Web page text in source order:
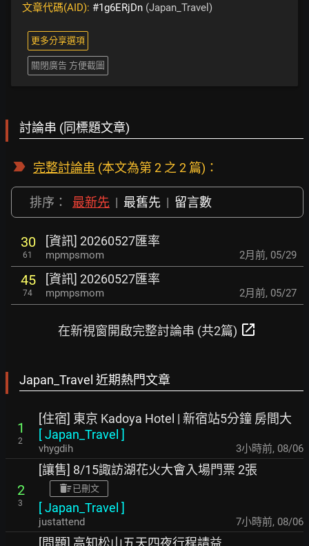
文章代碼(AID): #1g6ERjDn (Japan_Travel)
更多分享選項
關閉廣告 方便截圖
討論串 (同標題文章)
完整討論串 (本文為第 2 之 2 篇)：
排序： 最新先 | 最舊先 | 留言數
30
61
[資訊] 20260527匯率
mpmpsmom 2月前, 05/29
45
74
[資訊] 20260527匯率
mpmpsmom 2月前, 05/27
在新視窗開啟完整討論串 (共2篇) open_in_new
Japan_Travel 近期熱門文章
1
2
[住宿] 東京 Kadoya Hotel | 新宿站5分鐘 房間大
[Japan_Travel ]
vhygdih 3小時前, 08/06
2
3
[讓售] 8/15諏訪湖花火大會入場門票 2張
已刪文
[Japan_Travel ]
justattend 7小時前, 08/06
[問題] 高知松山五天四夜行程請益